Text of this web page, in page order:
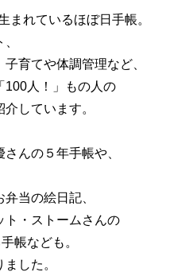
まれているほぼ日手帳。
育てや体調管理など、
100人！」もの人の
しています。
んの５年手帳や、
当の絵日記、
ト・ストームさんの
帳なども。
した。